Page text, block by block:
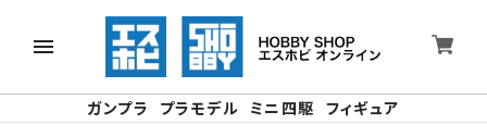
ガンプラ プラモデル ミニ四駆 フィギュア